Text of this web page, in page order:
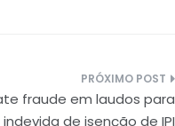
fraude em laudos para
de isenção de IPI